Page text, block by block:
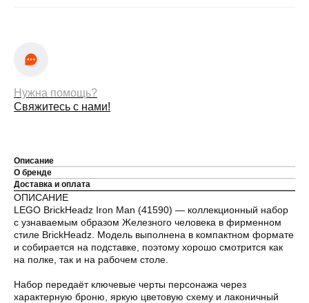
Нужна помощь?
Свяжитесь с нами!
Описание
О бренде
Доставка и оплата
ОПИСАНИЕ
LEGO BrickHeadz Iron Man (41590) — коллекционный набор
с узнаваемым образом Железного человека в фирменном
стиле BrickHeadz. Модель выполнена в компактном формате
и собирается на подставке, поэтому хорошо смотрится как
на полке, так и на рабочем столе.
Набор передаёт ключевые черты персонажа через
характерную броню, яркую цветовую схему и лаконичный